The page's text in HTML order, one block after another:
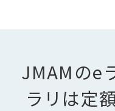
JMAMのe
ラリは定